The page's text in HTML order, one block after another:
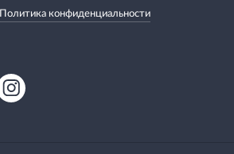
Политика конфиденциальности